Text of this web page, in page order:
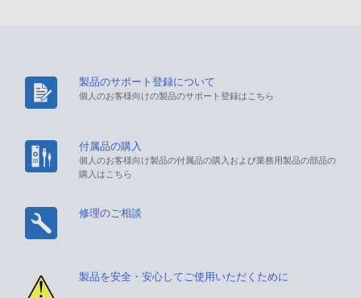
製品のサポート登録について
個人のお客様向けの製品のサポート登録はこちら
付属品の購入
個人のお客様向け製品の付属品の購入および業務用製品の部品の
購入はこちら
修理のご相談
製品を安全・安心してご使用いただくために